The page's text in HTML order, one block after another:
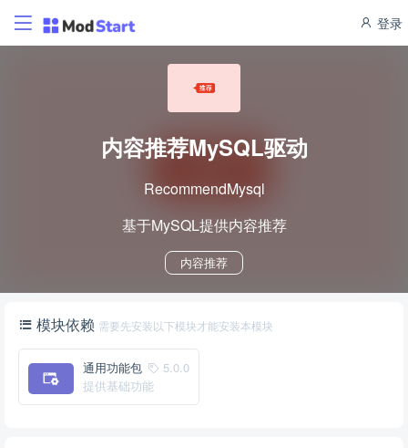
登录
内容推荐MySQL驱动
RecommendMysql
基于MySQL提供内容推荐
内容推荐
模块依赖 需要先安装以下模块才能安装本模块
5.0.0
通用功能包
提供基础功能